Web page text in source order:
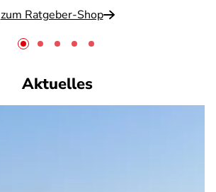
zum Ratgeber-Shop
Aktuelles